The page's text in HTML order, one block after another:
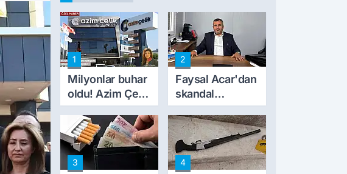
1
Milyonlar buhar
oldu! Azim Çelik
inşaat mağduru
ilk kez konuştu
2
Faysal Acar'dan
skandal
açıklamalar:
'Haluk Levent
peynircilerimizi
de kıskaca aldı,
müdahale ettik'
3 4